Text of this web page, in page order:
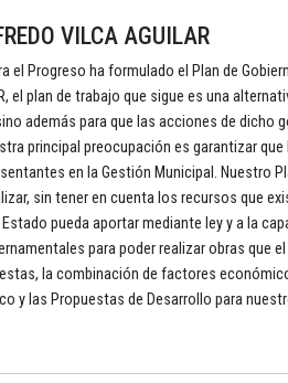
VILCA AGUILAR
el Progreso ha formulado el Plan de
el plan de trabajo que sigue es una
además para que las acciones de dicho
principal preocupación es garantizar
en la Gestión Municipal. Nuestro
sin tener en cuenta los recursos que
pueda aportar mediante ley y a la
para poder realizar obras que
la combinación de factores
y las Propuestas de Desarrollo para